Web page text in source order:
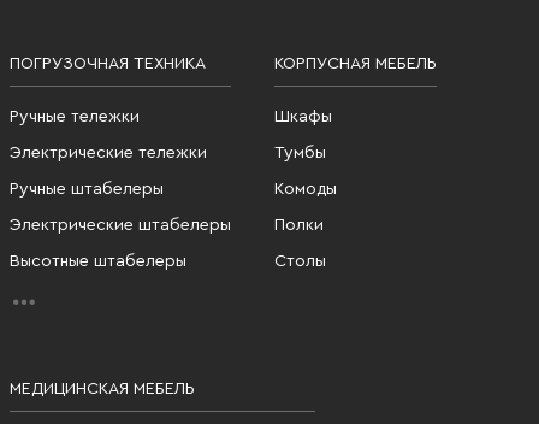
ПОГРУЗОЧНАЯ ТЕХНИКА
Ручные тележки
Электрические тележки
Ручные штабелеры
Электрические штабелеры
Высотные штабелеры
КОРПУСНАЯ МЕБЕЛЬ
Шкафы
Тумбы
Комоды
Полки
Столы
МЕДИЦИНСКАЯ МЕБЕЛЬ